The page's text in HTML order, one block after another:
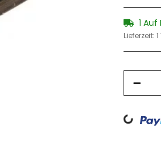
1 Auf
Lieferzeit:
Loading...